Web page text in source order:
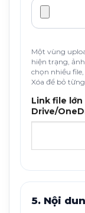
Một vùng
hiện trạng,
chọn nhiều
Xóa để bỏ
Link file lớn
Drive/
5. Nội